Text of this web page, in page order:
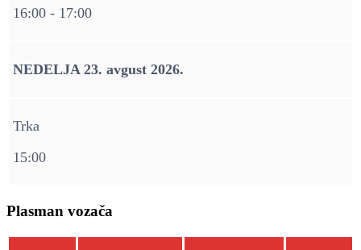
16:00 - 17:00
NEDELJA 23. avgust 2026.
Trka
15:00
Plasman vozača